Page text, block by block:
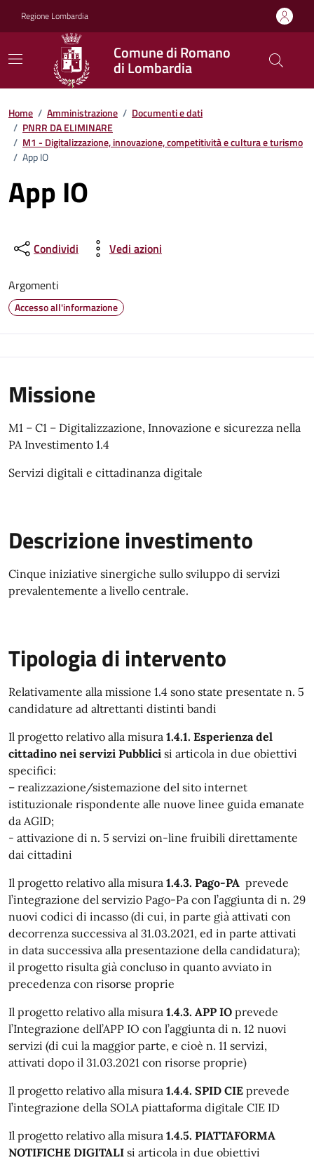
Regione Lombardia
Comune di Romano
di Lombardia
Home / Amministrazione / Documenti e dati
/ PNRR DA ELIMINARE
/ M1 - Digitalizzazione, innovazione, competitività e cultura e turismo
/ App IO
App IO
Condividi Vedi azioni
Argomenti
Accesso all'informazione
Missione
M1 – C1 – Digitalizzazione, Innovazione e sicurezza nella
PA Investimento 1.4
Servizi digitali e cittadinanza digitale
Descrizione investimento
Cinque iniziative sinergiche sullo sviluppo di servizi
prevalentemente a livello centrale.
Tipologia di intervento
Relativamente alla missione 1.4 sono state presentate n. 5
candidature ad altrettanti distinti bandi
Il progetto relativo alla misura 1.4.1. Esperienza del
cittadino nei servizi Pubblici si articola in due obiettivi
specifici:
– realizzazione/sistemazione del sito internet
istituzionale rispondente alle nuove linee guida emanate
da AGID;
- attivazione di n. 5 servizi on-line fruibili direttamente
dai cittadini
Il progetto relativo alla misura 1.4.3. Pago-PA prevede
l’integrazione del servizio Pago-Pa con l’aggiunta di n. 29
nuovi codici di incasso (di cui, in parte già attivati con
decorrenza successiva al 31.03.2021, ed in parte attivati
in data successiva alla presentazione della candidatura);
il progetto risulta già concluso in quanto avviato in
precedenza con risorse proprie
Il progetto relativo alla misura 1.4.3. APP IO prevede
l’Integrazione dell’APP IO con l’aggiunta di n. 12 nuovi
servizi (di cui la maggior parte, e cioè n. 11 servizi,
attivati dopo il 31.03.2021 con risorse proprie)
Il progetto relativo alla misura 1.4.4. SPID CIE prevede
l’integrazione della SOLA piattaforma digitale CIE ID
Il progetto relativo alla misura 1.4.5. PIATTAFORMA
NOTIFICHE DIGITALI si articola in due obiettivi